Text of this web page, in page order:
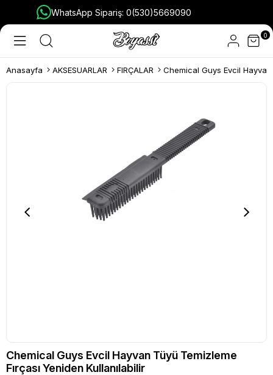
WhatsApp Sipariş: 0(530)5669090
0
Anasayfa AKSESUARLAR FIRÇALAR
Chemical Guys Evcil Hayvan Tüyü Temizleme
Fırçası Yeniden Kullanılabilir